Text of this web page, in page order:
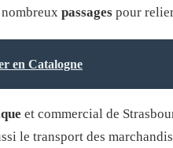
passages pour
en Catalogne
et commercial de
le transport des